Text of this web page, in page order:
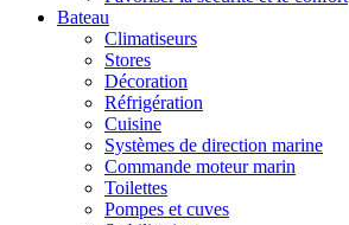
Bateau
Climatiseurs
Stores
Décoration
Réfrigération
Cuisine
Systèmes de direction marine
Commande moteur marin
Toilettes
Pompes et cuves